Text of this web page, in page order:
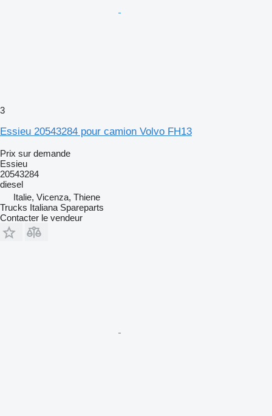
3
Essieu 20543284 pour camion Volvo FH13
Prix sur demande
Essieu
20543284
diesel
Italie, Vicenza, Thiene
Trucks Italiana Spareparts
Contacter le vendeur